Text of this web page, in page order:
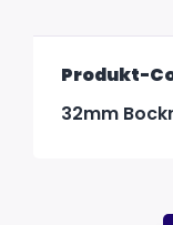
Produkt-
32mm